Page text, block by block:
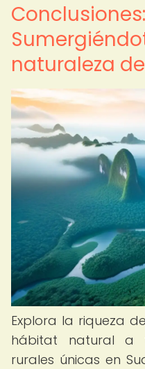
Conclusiones:
naturaleza
Explora la riqueza
hábitat natural a
rurales únicas en